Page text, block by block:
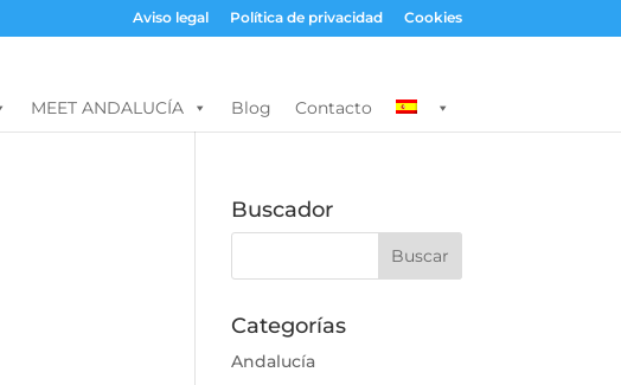
Aviso legal Política de privacidad Cookies
MEET ANDALUCÍA Blog Contacto
Buscador
Categorías
Andalucía